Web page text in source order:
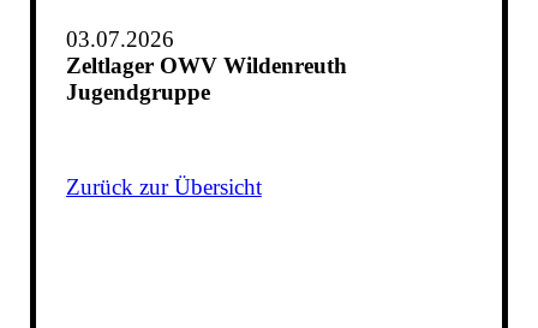
03.07.2026
Zeltlager OWV Wildenreuth
Jugendgruppe
Zurück zur Übersicht